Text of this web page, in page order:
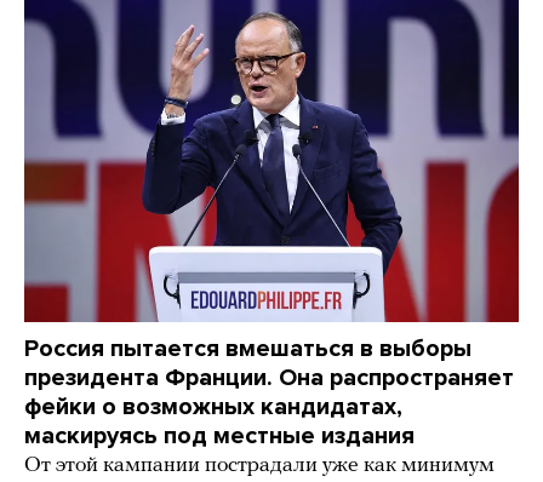
Россия пытается вмешаться в выборы
президента Франции. Она распространяет
фейки о возможных кандидатах,
маскируясь под местные издания
От этой кампании пострадали уже как минимум